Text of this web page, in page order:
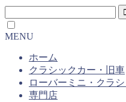
MENU
ホーム
クラシックカー・旧車
ローバーミニ・クラ
専門店